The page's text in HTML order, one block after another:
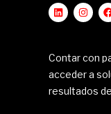
Contar con
acceder a
resultados